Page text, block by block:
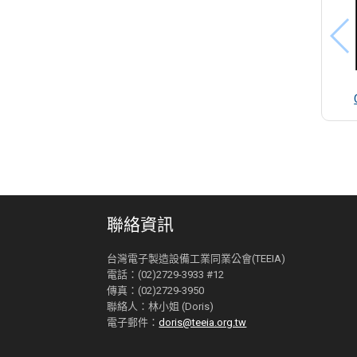
聯絡資訊
台灣電子製造設備工業同業公會(TEEIA)
電話：(02)2729-3933 #12
傳真：(02)2729-3950
聯絡人：林小姐 (Doris)
電子郵件：doris@teeia.org.tw